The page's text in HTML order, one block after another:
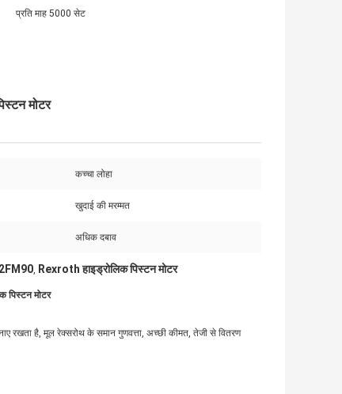
प्रति माह 5000 सेट
मोटर
कच्चा लोहा
खुदाई की मरम्मत
अधिक दबाव
, Rexroth हाइड्रोलिक पिस्टन मोटर
पिस्टन मोटर
रखता है, मूल रेक्सरोथ के समान गुणवत्ता, अच्छी कीमत, तेजी से वितरण